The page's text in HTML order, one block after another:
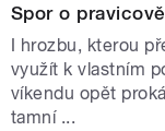
Spor o
I hrozbu, kterou
využít k vlastním
víkendu opět
tamní ...